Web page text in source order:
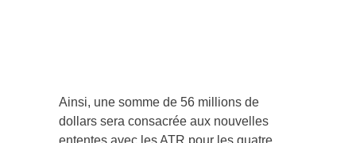
Ainsi, une somme de 56 millions de
dollars sera consacrée aux nouvelles